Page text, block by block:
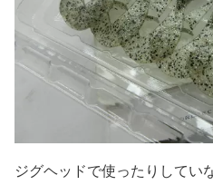
ジグヘッドで使ったりしてい